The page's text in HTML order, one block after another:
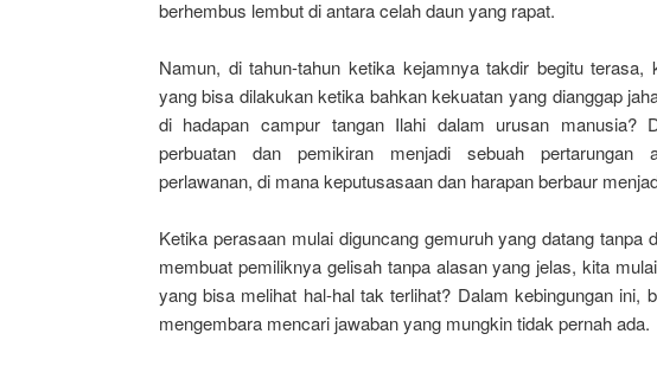
berhembus lembut di antara celah daun yang rapat.
Namun, di tahun-tahun ketika kejamnya takdir begitu terasa,
yang bisa dilakukan ketika bahkan kekuatan yang dianggap
di hadapan campur tangan Ilahi dalam urusan manusia?
perbuatan dan pemikiran menjadi sebuah pertarungan
perlawanan, di mana keputusasaan dan harapan berbaur
Ketika perasaan mulai diguncang gemuruh yang datang tanpa
membuat pemiliknya gelisah tanpa alasan yang jelas, kita
yang bisa melihat hal-hal tak terlihat? Dalam kebingungan ini,
mengembara mencari jawaban yang mungkin tidak pernah ada.